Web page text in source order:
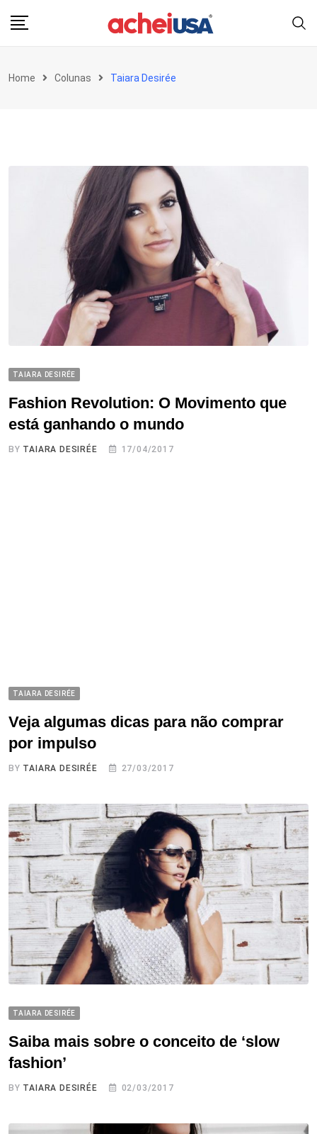
Home Colunas Taiara Desirée
TAIARA DESIRÉE
Fashion Revolution: O Movimento que
está ganhando o mundo
BY TAIARA DESIRÉE 17/04/2017
TAIARA DESIRÉE
Veja algumas dicas para não comprar
por impulso
BY TAIARA DESIRÉE 27/03/2017
TAIARA DESIRÉE
Saiba mais sobre o conceito de ‘slow
fashion’
BY TAIARA DESIRÉE 02/03/2017